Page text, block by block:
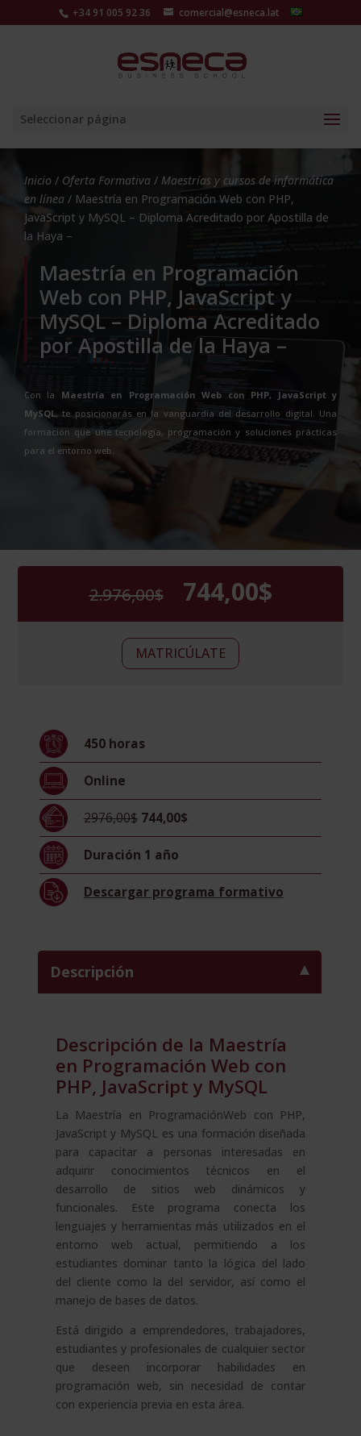
+34 91 005 92 36 comercial@esneca.lat
Seleccionar página
Inicio / Oferta Formativa / Maestrías y cursos de informática
en línea / Maestría en Programación Web con PHP,
JavaScript y MySQL – Diploma Acreditado por Apostilla de
la Haya –
Maestría en Programación
Web con PHP, JavaScript y
MySQL – Diploma Acreditado
por Apostilla de la Haya –
Con la Maestría en Programación Web con PHP, JavaScript y
MySQL, te posicionarás en la vanguardia del desarrollo digital. Una
formación que une tecnología, programación y soluciones prácticas
para el entorno web.
2.976,00$
era:
2.976,00$.
744,00$El
PHP,
Acreditado
Apostilla
cantidad
MATRICÚLATE
450 horas
Online
2976,00$ 744,00$
Duración 1 año
Descargar programa formativo
Descripción
Descripción de la Maestría
en Programación Web con
PHP, JavaScript y MySQL
La Maestría en ProgramaciónWeb con PHP,
JavaScript y MySQL es una formación diseñada
para capacitar a personas interesadas en
adquirir conocimientos técnicos en el
desarrollo de sitios web dinámicos y
funcionales. Este programa conecta los
lenguajes y herramientas más utilizados en el
entorno web actual, permitiendo a los
estudiantes dominar tanto la lógica del lado
del cliente como la del servidor, así como el
manejo de bases de datos.
Está dirigido a emprendedores, trabajadores,
estudiantes y profesionales de cualquier sector
que deseen incorporar habilidades en
programación web, sin necesidad de contar
con experiencia previa en esta área.